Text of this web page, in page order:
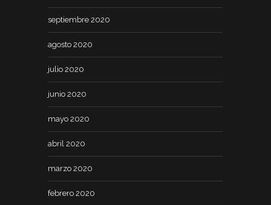
septiembre 2020
agosto 2020
julio 2020
junio 2020
mayo 2020
abril 2020
marzo 2020
febrero 2020